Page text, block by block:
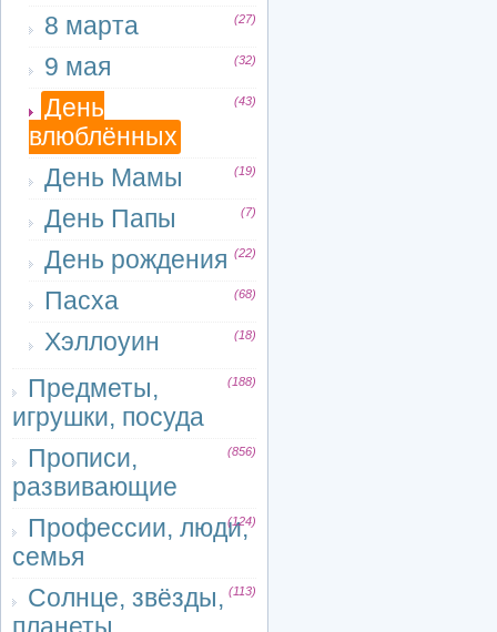
8 марта (27)
9 мая (32)
День
влюблённых
(43)
День Мамы (19)
День Папы (7)
День рождения (22)
Пасха (68)
Хэллоуин (18)
Предметы,
игрушки, посуда
(188)
Прописи,
развивающие
(856)
Профессии, люди,
семья
(124)
Солнце, звёзды, (113)